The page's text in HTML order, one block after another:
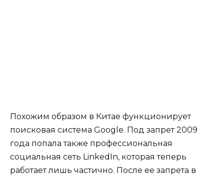
Похожим образом в Китае функционирует
поисковая система Google. Под запрет 2009
года попала также профессиональная
социальная сеть LinkedIn, которая теперь
работает лишь частично. После ее запрета в